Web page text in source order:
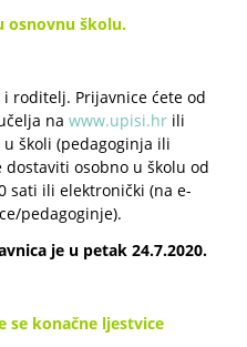
osnovnu školu.
roditelj. Prijavnice ćete od
nawww.upisi.hr ili
školi (pedagoginja ili
osobno u školu od
sati ili elektronički (na e-
pedagoginje).
je u petak 24.7.2020.
se konačne ljestvice